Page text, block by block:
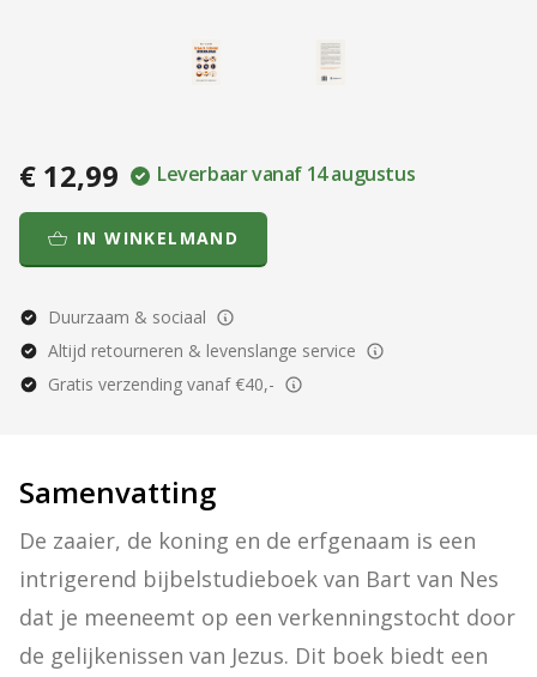
€ 12,99 Leverbaar vanaf 14 augustus
IN WINKELMAND
Duurzaam & sociaal
Altijd retourneren & levenslange service
Gratis verzending vanaf €40,-
Samenvatting
De zaaier, de koning en de erfgenaam is een
intrigerend bijbelstudieboek van Bart van Nes
dat je meeneemt op een verkenningstocht door
de gelijkenissen van Jezus. Dit boek biedt een